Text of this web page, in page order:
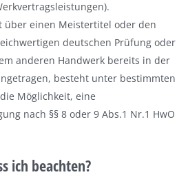
über einen Meistertitel oder den
deutschen Prüfung oder
anderen Handwerk bereits in der
besteht unter bestimmten
Möglichkeit, eine
nach §§ 8 oder 9 Abs.1 Nr.1 HwO
ich beachten?